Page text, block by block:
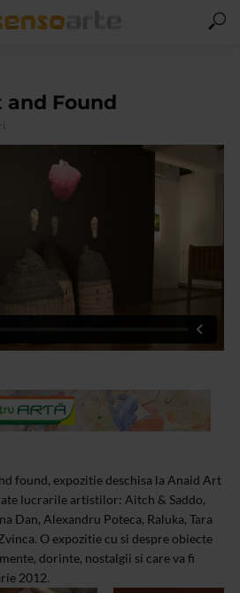
and Found
found, expozitie deschisa la Anaid Art
lucrarile artistilor: Aitch & Saddo,
Dan, Alexandru Poteca, Raluka, Tara
O expozitie cu si despre obiecte
dorinte, nostalgii si care va fi
2012.